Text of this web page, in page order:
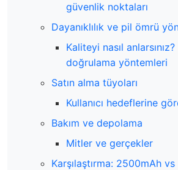
güvenlik noktaları
Dayanıklılık ve pil ömrü
Kaliteyi nasıl
doğrulama yöntemleri
Satın alma tüyoları
Kullanıcı hedeflerine
Bakım ve depolama
Mitler ve gerçekler
Karşılaştırma: 2500mAh